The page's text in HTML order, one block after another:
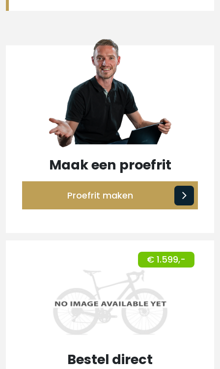
Maak een proefrit
Proefrit maken
€ 1.599,-
Bestel direct